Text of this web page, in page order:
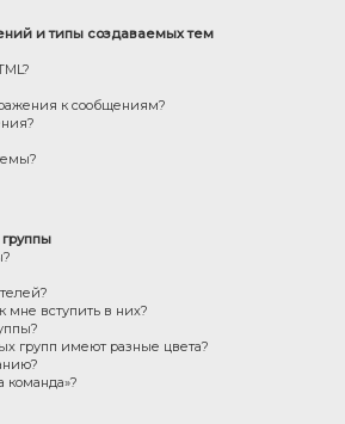
и типы создаваемых тем
к сообщениям?
мне вступить в них?
групп имеют разные цвета?
команда»?